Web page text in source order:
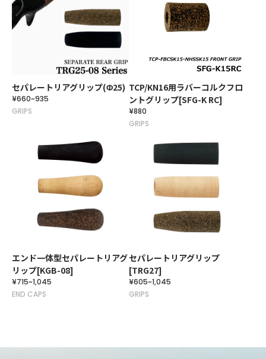
セパレートリアグリップ(Φ25)
¥660~935
GRIPS
TCP/KN16用ラバーコルクフロ
ントグリップ[SFG-K RC]
¥880
GRIPS
エンド一体型セパレートリアグ
リップ[KGB-08]
¥715~1,045
END CAPS
セパレートリアグリップ
[TRG27]
¥605~1,045
GRIPS